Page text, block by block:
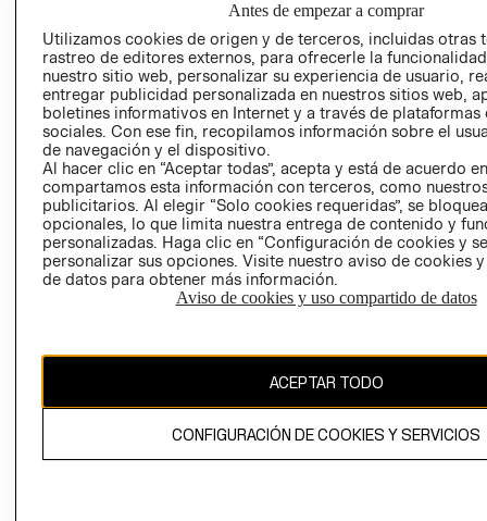
AVISO DE
COOKIES
LIBRO DE
Ecuador ($)
CAMBIAR REGIÓN
El contenido de esta página web está protegido por copyright y es
Antes de empezar a comprar
Utilizamos cookies de origen y de terceros, incluidas otras
rastreo de editores externos, para ofrecerle la
nuestro sitio web, personalizar su experiencia de usuario,
entregar publicidad personalizada en nuestros sitios web,
boletines informativos en Internet y a través de plataformas
sociales. Con ese fin, recopilamos información sobre el
de navegación y el dispositivo.
Al hacer clic en “Aceptar todas”, acepta y está de acuerdo
compartamos esta información con terceros, como
publicitarios. Al elegir “Solo cookies requeridas”, se
opcionales, lo que limita nuestra entrega de contenido y
personalizadas. Haga clic en “Configuración de cookies y
personalizar sus opciones. Visite nuestro aviso de cookies
de datos para obtener más información.
Aviso de cookies y uso compartido de datos
ACEPTAR TODO
CONFIGURACIÓN DE COOKIES Y SERVICIOS